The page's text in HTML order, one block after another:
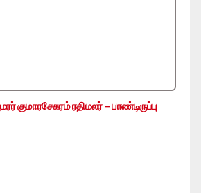
குமாரசேகரம் ரதிமலர் – பாண்டிருப்பு